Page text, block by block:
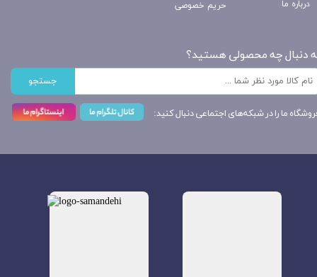
حریم خصوصی درباره ما
دنبال چه محصولی هستید؟
جستجو
ما را در شبکه‌های اجتماعی دنبال کنید: